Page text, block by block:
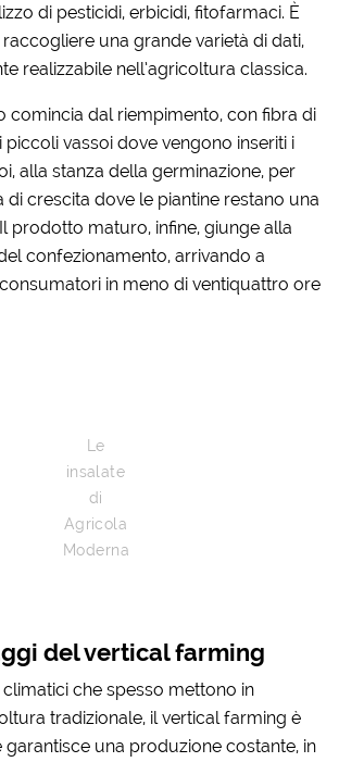
di pesticidi, erbicidi, fitofarmaci. È
una grande varietà di dati,
realizzabile nell’agricoltura classica.
comincia dal riempimento, con fibra di
vassoi dove vengono inseriti i
alla stanza della germinazione, per
di crescita dove le piantine restano una
prodotto maturo, infine, giunge alla
confezionamento, arrivando a
in meno di ventiquattro ore
Le
insalate
di
Agricola
Moderna
del vertical farming
che spesso mettono in
tradizionale, il vertical farming è
una produzione costante, in